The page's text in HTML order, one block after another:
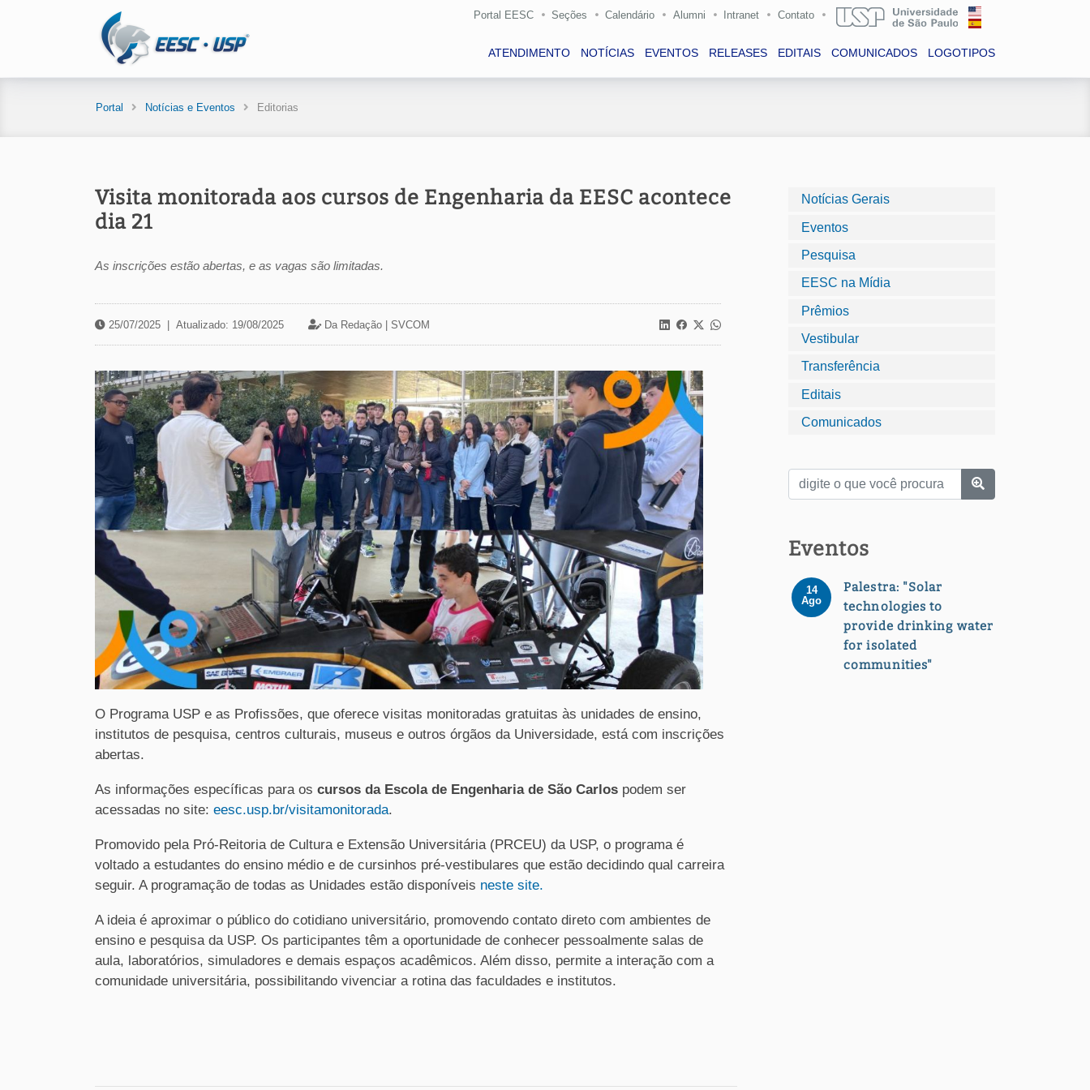
Portal EESC Seções Calendário Alumni Intranet Contato
ATENDIMENTO NOTÍCIAS EVENTOS RELEASES EDITAIS COMUNICADOS LOGOTIPOS
Portal Notícias e Eventos Editorias
Visita monitorada aos cursos de Engenharia da EESC acontece
dia 21
As inscrições estão abertas, e as vagas são limitadas.
25/07/2025 Atualizado: 19/08/2025 Da Redação | SVCOM
O Programa USP e as Profissões, que oferece visitas monitoradas gratuitas às unidades de ensino,
institutos de pesquisa, centros culturais, museus e outros órgãos da Universidade, está com inscrições
abertas.
As informações específicas para os cursos da Escola de Engenharia de São Carlos podem ser
acessadas no site: eesc.usp.br/visitamonitorada.
Promovido pela Pró-Reitoria de Cultura e Extensão Universitária (PRCEU) da USP, o programa é
voltado a estudantes do ensino médio e de cursinhos pré-vestibulares que estão decidindo qual carreira
seguir. A programação de todas as Unidades estão disponíveis neste site.
A ideia é aproximar o público do cotidiano universitário, promovendo contato direto com ambientes de
ensino e pesquisa da USP. Os participantes têm a oportunidade de conhecer pessoalmente salas de
aula, laboratórios, simuladores e demais espaços acadêmicos. Além disso, permite a interação com a
comunidade universitária, possibilitando vivenciar a rotina das faculdades e institutos.
Notícias Gerais
Eventos
Pesquisa
EESC na Mídia
Prêmios
Vestibular
Transferência
Editais
Comunicados
Eventos
14
Ago
Palestra: "Solar
technologies to
provide drinking water
for isolated
communities"